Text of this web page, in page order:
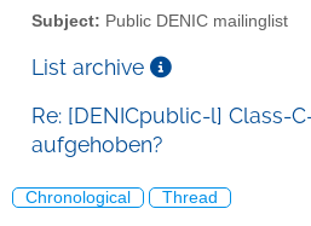
Subject: Public DENIC mailinglist
List archive
Re: [DENICpublic-l] Class-
aufgehoben?
Chronological Thread